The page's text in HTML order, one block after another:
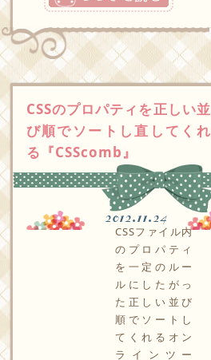
CSSのプロパティを正しい並
び順でソートし直してくれ
る『CSScomb』
2012.11.24
CSSファイル内
のプロパティ
を一定のルー
ルにしたがっ
た正しい並び
順でソートし
てくれるオン
ラインツー